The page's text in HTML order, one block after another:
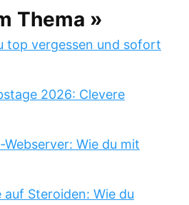
Thema »
top vergessen und sofort
2026: Clevere
Webserver: Wie du mit
Steroiden: Wie du